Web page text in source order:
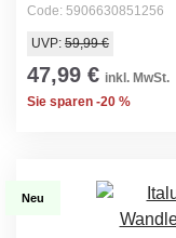
Code: 5906630851256
UVP: 59,99 €
47,99 € inkl. MwSt.
Sie sparen -20 %
Neu